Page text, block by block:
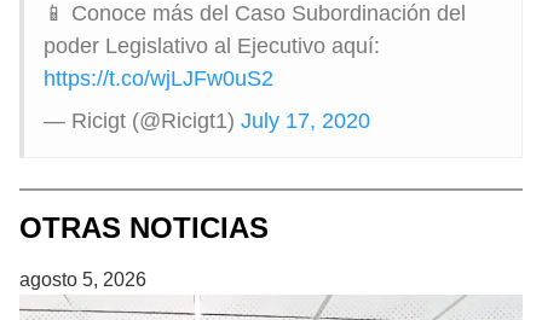
📱 Conoce más del Caso Subordinación del
poder Legislativo al Ejecutivo aquí:
https://t.co/wjLJFw0uS2
— Ricigt (@Ricigt1) July 17, 2020
OTRAS NOTICIAS
agosto 5, 2026